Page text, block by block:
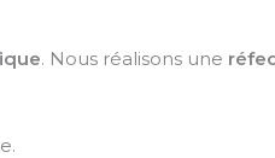
. Nous réalisons une